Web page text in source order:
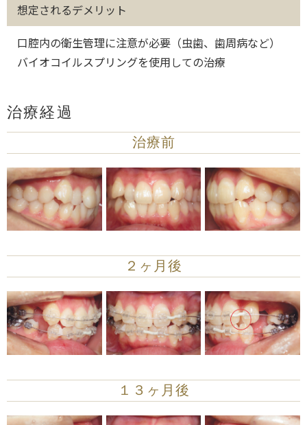
想定されるデメリット
口腔内の衛生管理に注意が必要（虫歯、歯周病など）
バイオコイルスプリングを使用しての治療
治療経過
治療前
２ヶ月後
１３ヶ月後